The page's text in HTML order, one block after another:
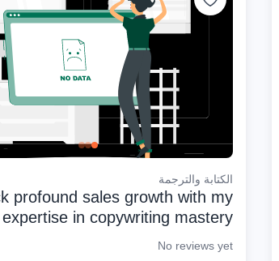
الكتابة والترجمة
profound sales growth with my
expertise in copywriting mastery
No reviews yet